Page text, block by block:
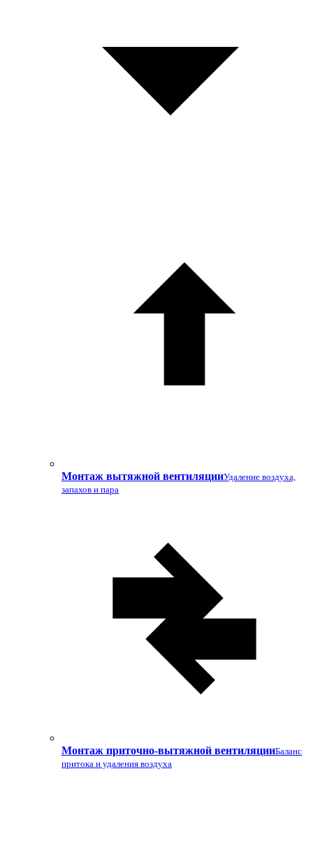
Монтаж вытяжной вентиляцииУдаление воздуха,
запахов и пара
Монтаж приточно-вытяжной вентиляцииБаланс
притока и удаления воздуха